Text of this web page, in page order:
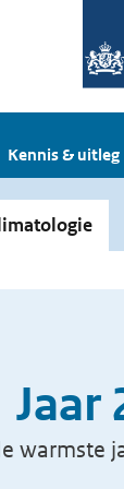
Kennis & uitleg
Jaar
warmste